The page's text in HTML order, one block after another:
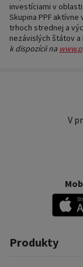
investíciami v
Skupina PPF
trhoch strednej a
nezávislých štátov a
k dispozícii na
V
Produkty